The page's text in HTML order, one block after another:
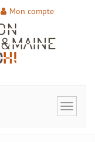
Mon compte
Toggle